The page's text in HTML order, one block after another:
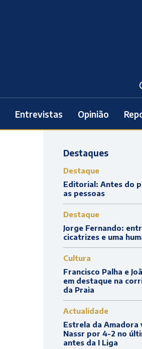
Entrevistas Opinião
Destaques
Destaque
Editorial: Antes do
as pessoas
Destaque
Jorge Fernando:
cicatrizes e uma
Cultura
Francisco Palha e
em destaque na
da Praia
Actualidade
Estrela da Amadora
Nassr por 4-2 no
antes da I Liga